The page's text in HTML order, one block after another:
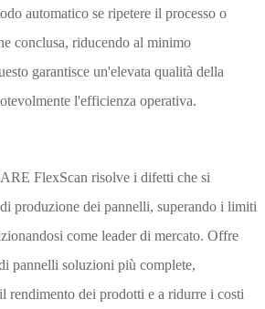
automatico se ripetere il processo o
conclusa, riducendo al minimo
garantisce un'elevata qualità della
l'efficienza operativa.
FlexScan risolve i difetti che si
produzione dei pannelli, superando i limiti
come leader di mercato. Offre
pannelli soluzioni più complete,
rendimento dei prodotti e a ridurre i costi